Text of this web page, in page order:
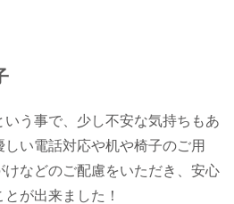
う事で、少し不安な気持ちもあ
い電話対応や机や椅子のご用
などのご配慮をいただき、安心
が出来ました！